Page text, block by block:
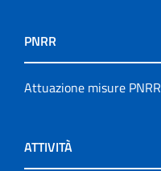
PNRR
Attuazione misure PNRR
ATTIVITÀ